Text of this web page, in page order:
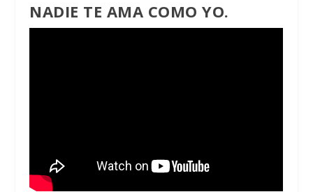
NADIE TE AMA COMO YO.